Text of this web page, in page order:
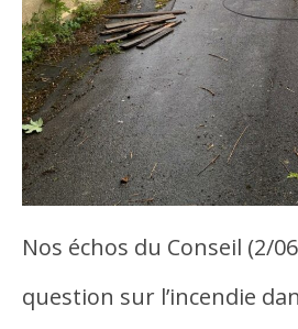
Nos échos du Conseil (2/
question sur l’incendie